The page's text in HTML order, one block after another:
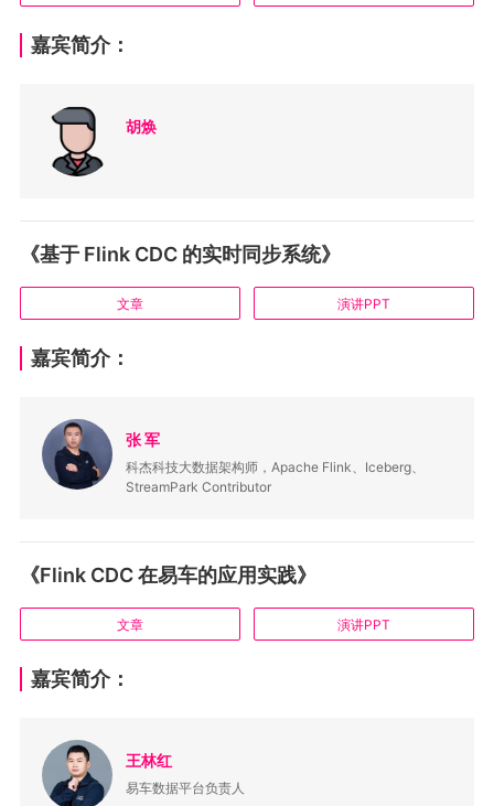
嘉宾简介：
胡焕
《基于 Flink CDC 的实时同步系统》
文章 演讲PPT
嘉宾简介：
张 军
科杰科技大数据架构师，Apache Flink、Iceberg、
StreamPark Contributor
《Flink CDC 在易车的应用实践》
文章 演讲PPT
嘉宾简介：
王林红
易车数据平台负责人